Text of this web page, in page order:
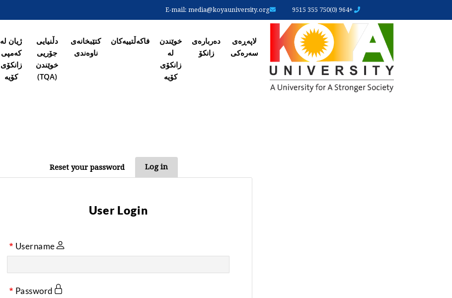
content
+964 (0)750 355 9515
E-mail: media@koyauniversity.org
لاپەڕەی سەرەکی
لاپەڕەی
سەرەکی
دەربارەی
زانکۆ
خوێندن
لە
زانکۆی
کۆیە
فاکەڵتییەکان
کتێبخانەی
ناوەندی
دڵنیایی
جۆریی
خوێندن
(TQA)
ژیان لە
کەمپی
زانکۆی
کۆیە
Log in
Reset your password
User Login
Username
Password